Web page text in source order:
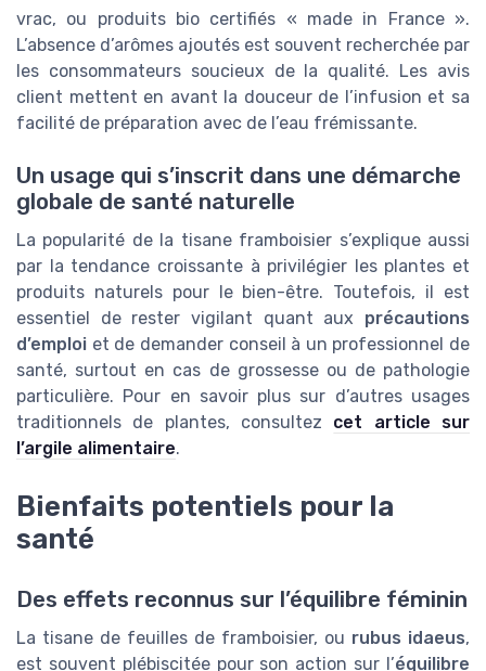
vrac, ou produits bio certifiés « made in France ».
L’absence d’arômes ajoutés est souvent recherchée par
les consommateurs soucieux de la qualité. Les avis
client mettent en avant la douceur de l’infusion et sa
facilité de préparation avec de l’eau frémissante.
Un usage qui s’inscrit dans une démarche
globale de santé naturelle
La popularité de la tisane framboisier s’explique aussi
par la tendance croissante à privilégier les plantes et
produits naturels pour le bien-être. Toutefois, il est
essentiel de rester vigilant quant aux précautions
d’emploi et de demander conseil à un professionnel de
santé, surtout en cas de grossesse ou de pathologie
particulière. Pour en savoir plus sur d’autres usages
traditionnels de plantes, consultez cet article sur
l’argile alimentaire.
Bienfaits potentiels pour la
santé
Des effets reconnus sur l’équilibre féminin
La tisane de feuilles de framboisier, ou rubus idaeus,
est souvent plébiscitée pour son action sur l’équilibre